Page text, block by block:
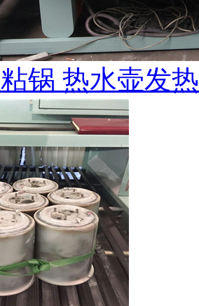
锅 热水壶发